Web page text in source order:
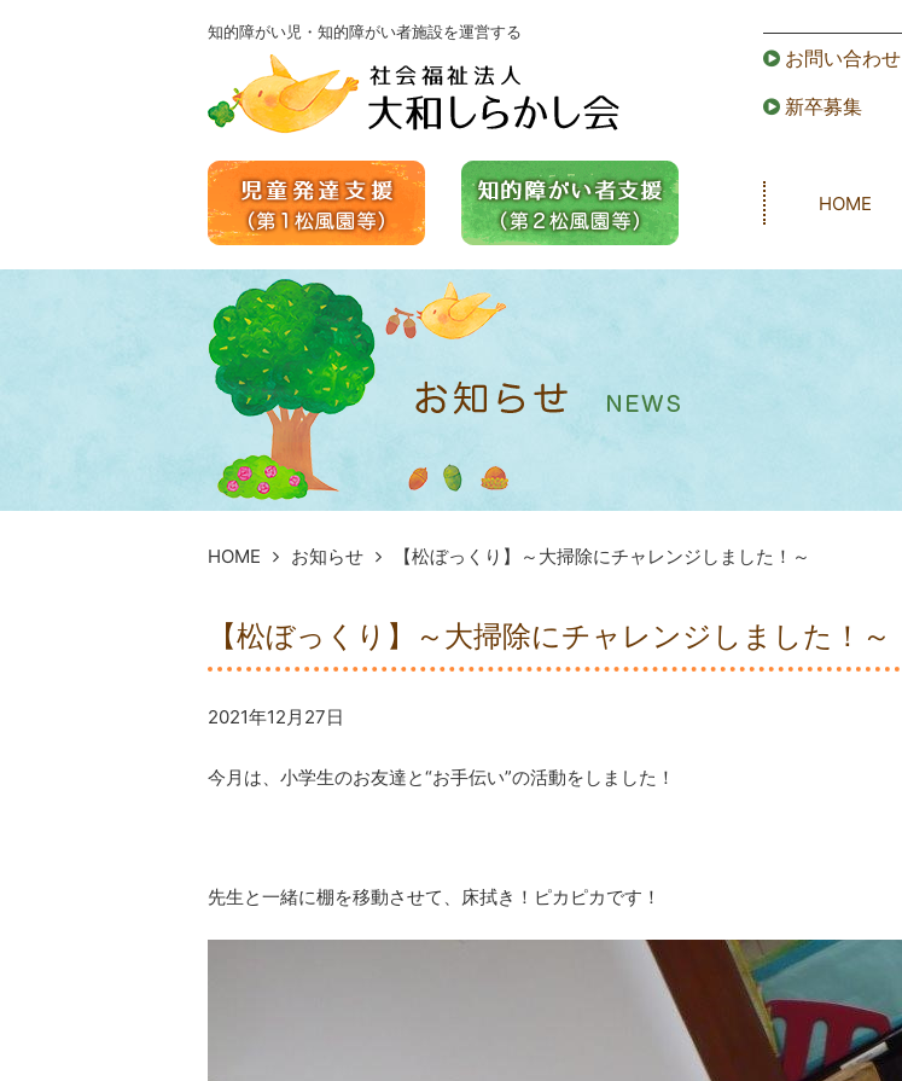
知的障がい児・知的障がい者施設を運営する
お問い合わせ
新卒募集
HOME
HOME お知らせ 【松ぼっくり】～大掃除にチャレンジしました！～
【松ぼっくり】～大掃除にチャレンジしました！～
2021年12月27日
今月は、小学生のお友達と“お手伝い”の活動をしました！
先生と一緒に棚を移動させて、床拭き！ピカピカです！